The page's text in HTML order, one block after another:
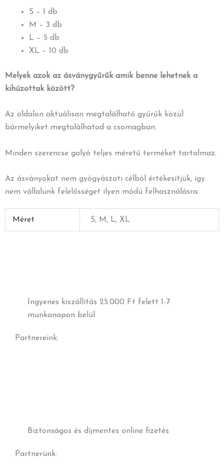
S – 1 db
M – 3 db
L – 5 db
XL – 10 db
Melyek azok az ásványgyűrűk amik benne lehetnek a
kihúzottak között?
Az oldalon aktuálisan megtalálható gyűrűk közül
bármelyiket megtalálhatod a csomagban.
Minden szerencse golyó teljes méretű terméket tartalmaz.
Az ásványokat nem gyógyászati célból értékesítjük, így
nem vállalunk felelősséget ilyen módú felhasználásra.
Méret S, M, L, XL
Ingyenes kiszállítás 25.000 Ft felett 1-7
munkanapon belül
Partnereink:
Biztonságos és díjmentes online fizetés
Partnerünk: